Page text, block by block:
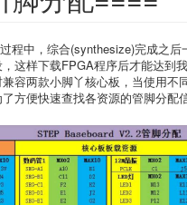
程中，综合(synthesize)完成之后
这样下载FPGA程序后才能达到我
容两款小脚丫核心板，当使用不
方便快速查找各资源的管脚分配